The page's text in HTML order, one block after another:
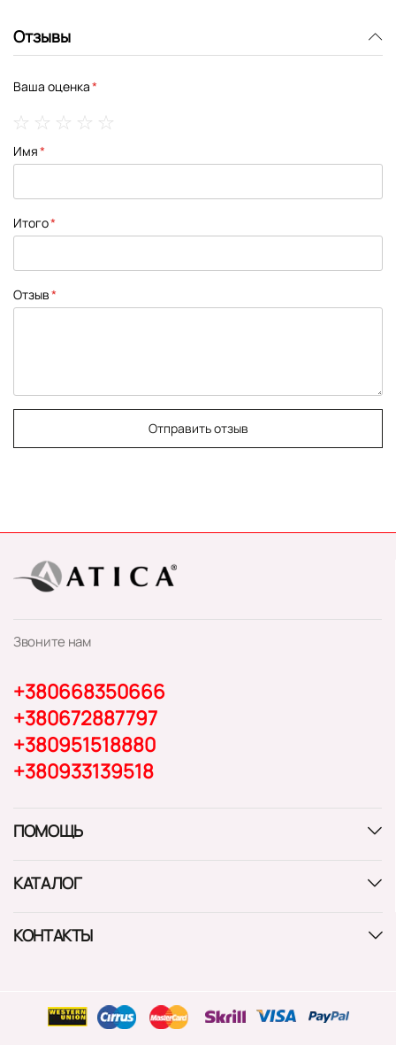
Отзывы
Ваша оценка
star
stars
stars
stars
stars
Имя
Итого
Отзыв
Отправить отзыв
Звоните нам
+380668350666
+380672887797
+380951518880
+380933139518
ПОМОЩЬ
КАТАЛОГ
КОНТАКТЫ